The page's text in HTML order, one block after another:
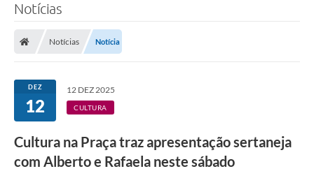
Notícias
Notícias Notícia
DEZ
12
12 DEZ 2025
CULTURA
Cultura na Praça traz apresentação sertaneja
com Alberto e Rafaela neste sábado